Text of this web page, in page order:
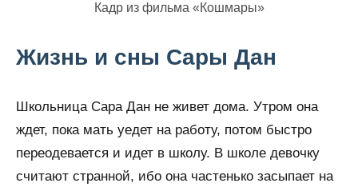
Кадр из фильма «Кошмары»
Жизнь и сны Сары Дан
Школьница Сара Дан не живет дома. Утром она
ждет, пока мать уедет на работу, потом быстро
переодевается и идет в школу. В школе девочку
считают странной, ибо она частенько засыпает на